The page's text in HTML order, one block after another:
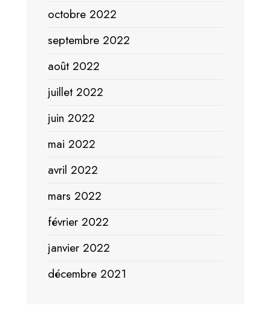
octobre 2022
septembre 2022
août 2022
juillet 2022
juin 2022
mai 2022
avril 2022
mars 2022
février 2022
janvier 2022
décembre 2021